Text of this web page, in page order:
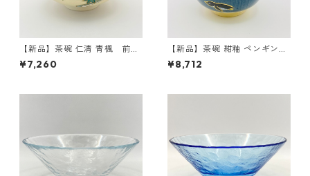
【新品】茶碗 仁清 青楓 前田
瑞雲 紙箱入
¥7,260
【新品】茶碗 紺釉 ペンギン
東山深山 紙箱入
¥8,712